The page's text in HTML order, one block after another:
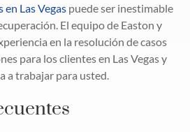
en Las Vegaspuede ser inestimable
El equipo de Easton y
en la resolución de casos
para los clientes en Las Vegas y
a trabajar para usted.